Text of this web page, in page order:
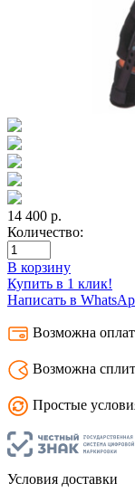
14 400 р.
Количество:
В корзину
Купить в 1 клик!
Написать в
Возможна
Возможна
Простые
Условия доставки